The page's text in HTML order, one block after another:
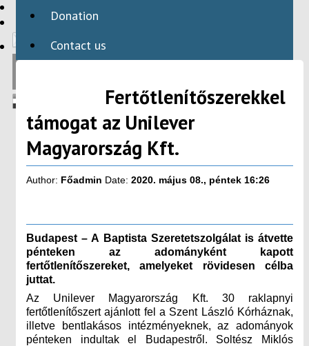
INTERNATIONAL PROGRAMS
Donation
Contact us
Fertőtlenítőszerekkel
támogat az Unilever
Magyarország Kft.
Author: Főadmin Date: 2020. május 08., péntek 16:26
Budapest – A Baptista Szeretetszolgálat is átvette
pénteken az adományként kapott
fertőtlenítőszereket, amelyeket rövidesen célba
juttat.
Az Unilever Magyarország Kft. 30 raklapnyi
fertőtlenítőszert ajánlott fel a Szent László Kórháznak,
illetve bentlakásos intézményeknek, az adományok
pénteken indultak el Budapestről. Soltész Miklós